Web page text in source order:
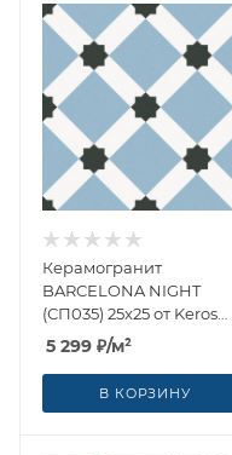
Керамогранит
BARCELONA NIGHT
(СП035) 25x25 от Keros
Ceramica (Испания)
5 299 ₽/м²
В КОРЗИНУ